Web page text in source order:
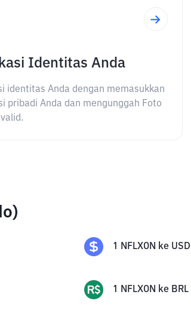
Identitas Anda
identitas Anda dengan memasukkan
pribadi Anda dan mengunggah Foto
1 NFLXON ke USD
1 NFLXON ke BRL